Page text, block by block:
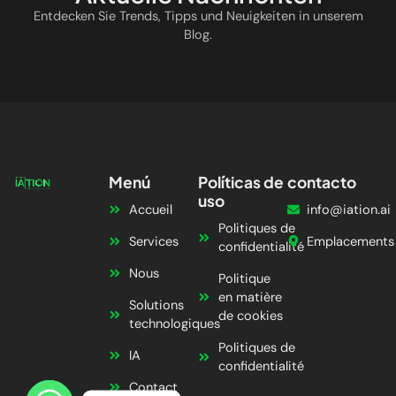
Entdecken Sie Trends, Tipps und Neuigkeiten in unserem
Blog.
Menú
Accueil
Services
Nous
Solutions
technologiques
IA
Contact
Políticas de
uso
Politiques de
confidentialité
Politique
en matière
de cookies
Politiques de
confidentialité
contacto
info@iation.ai
Emplacements